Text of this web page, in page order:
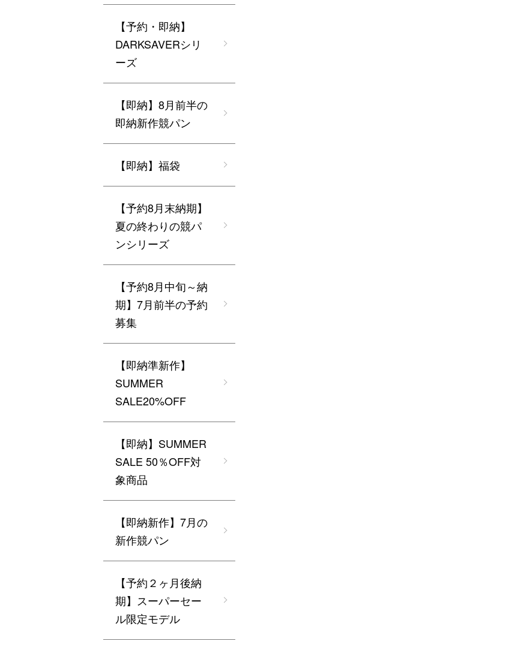
【予約・即納】
DARKSAVERシリ
ーズ
【即納】8月前半の
即納新作競パン
【即納】福袋
【予約8月末納期】
夏の終わりの競パ
ンシリーズ
【予約8月中旬～納
期】7月前半の予約
募集
【即納準新作】
SUMMER
SALE20%OFF
【即納】SUMMER
SALE 50％OFF対
象商品
【即納新作】7月の
新作競パン
【予約２ヶ月後納
期】スーパーセー
ル限定モデル